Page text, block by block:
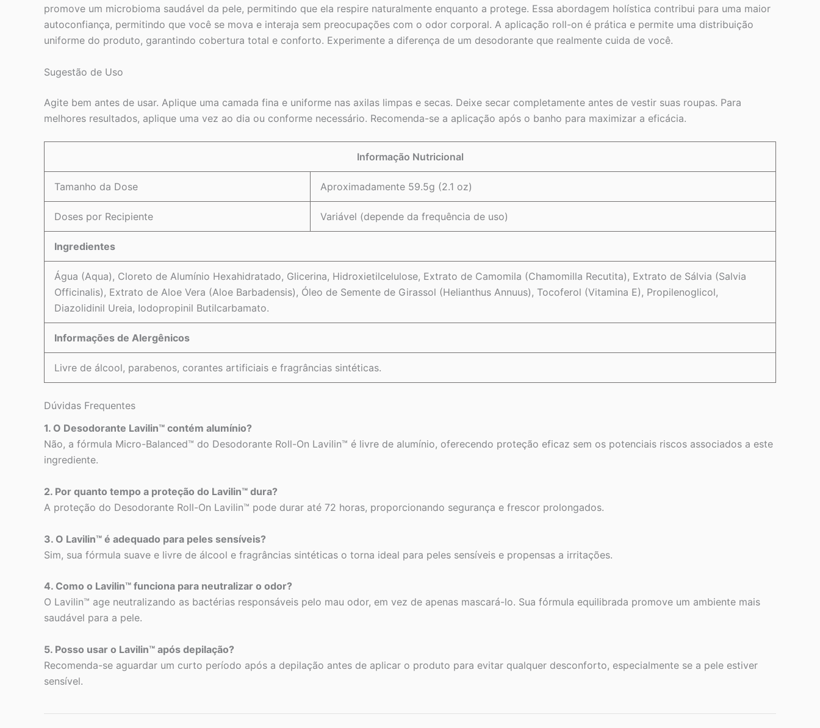
promove um microbioma saudável da pele, permitindo que ela respire naturalmente enquanto a protege. Essa abordagem holística contribui para uma maior
autoconfiança, permitindo que você se mova e interaja sem preocupações com o odor corporal. A aplicação roll-on é prática e permite uma distribuição
uniforme do produto, garantindo cobertura total e conforto. Experimente a diferença de um desodorante que realmente cuida de você.
Sugestão de Uso
Agite bem antes de usar. Aplique uma camada fina e uniforme nas axilas limpas e secas. Deixe secar completamente antes de vestir suas roupas. Para
melhores resultados, aplique uma vez ao dia ou conforme necessário. Recomenda-se a aplicação após o banho para maximizar a eficácia.
Informação Nutricional
Tamanho da Dose Aproximadamente 59.5g (2.1 oz)
Doses por Recipiente Variável (depende da frequência de uso)
Ingredientes
Água (Aqua), Cloreto de Alumínio Hexahidratado, Glicerina, Hidroxietilcelulose, Extrato de Camomila (Chamomilla Recutita), Extrato de Sálvia (Salvia
Officinalis), Extrato de Aloe Vera (Aloe Barbadensis), Óleo de Semente de Girassol (Helianthus Annuus), Tocoferol (Vitamina E), Propilenoglicol,
Diazolidinil Ureia, Iodopropinil Butilcarbamato.
Informações de Alergênicos
Livre de álcool, parabenos, corantes artificiais e fragrâncias sintéticas.
Dúvidas Frequentes
1. O Desodorante Lavilin™ contém alumínio?
Não, a fórmula Micro-Balanced™ do Desodorante Roll-On Lavilin™ é livre de alumínio, oferecendo proteção eficaz sem os potenciais riscos associados a este
ingrediente.
2. Por quanto tempo a proteção do Lavilin™ dura?
A proteção do Desodorante Roll-On Lavilin™ pode durar até 72 horas, proporcionando segurança e frescor prolongados.
3. O Lavilin™ é adequado para peles sensíveis?
Sim, sua fórmula suave e livre de álcool e fragrâncias sintéticas o torna ideal para peles sensíveis e propensas a irritações.
4. Como o Lavilin™ funciona para neutralizar o odor?
O Lavilin™ age neutralizando as bactérias responsáveis pelo mau odor, em vez de apenas mascará-lo. Sua fórmula equilibrada promove um ambiente mais
saudável para a pele.
5. Posso usar o Lavilin™ após depilação?
Recomenda-se aguardar um curto período após a depilação antes de aplicar o produto para evitar qualquer desconforto, especialmente se a pele estiver
sensível.